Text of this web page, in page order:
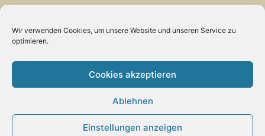
Wir verwenden Cookies, um unsere Website und unseren Service zu
optimieren.
Cookies akzeptieren
Ablehnen
Einstellungen anzeigen
Kontakt
Engels mode & schmuck
Poststraße 73 – D-66663 – Merzig